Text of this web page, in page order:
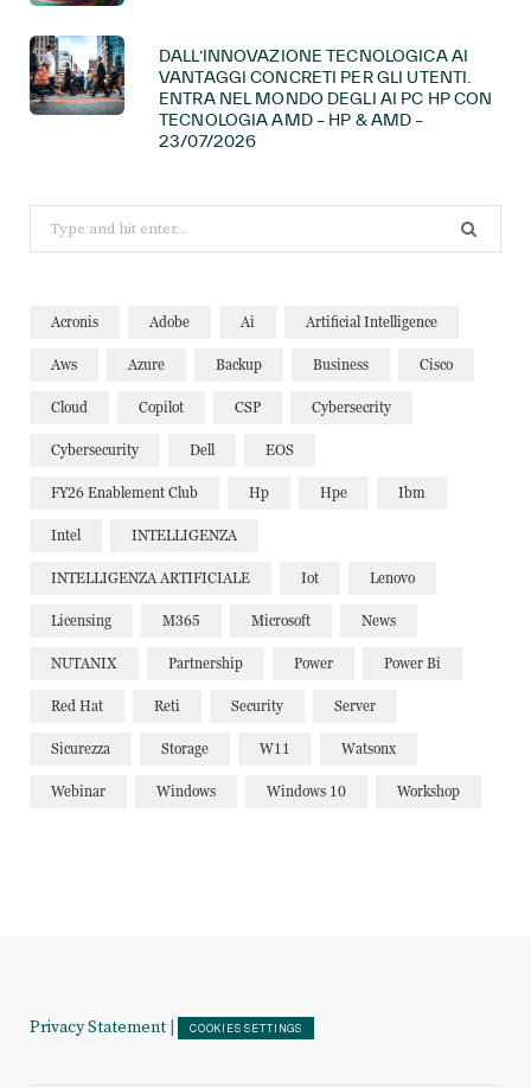
DALL’INNOVAZIONE TECNOLOGICA AI
VANTAGGI CONCRETI PER GLI UTENTI.
ENTRA NEL MONDO DEGLI AI PC HP CON
TECNOLOGIA AMD – HP & AMD –
23/07/2026
for:
Acronis Adobe Ai Artificial Intelligence
Aws Azure Backup Business Cisco
Cloud Copilot CSP Cybersecrity
Cybersecurity Dell EOS
FY26 Enablement Club Hp Hpe Ibm
Intel INTELLIGENZA
INTELLIGENZA ARTIFICIALE Iot Lenovo
Licensing M365 Microsoft News
NUTANIX Partnership Power Power Bi
Red Hat Reti Security Server
Sicurezza Storage W11 Watsonx
Webinar Windows Windows 10 Workshop
Privacy Statement COOKIES SETTINGS